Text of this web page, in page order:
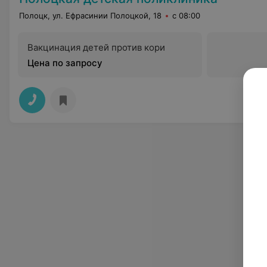
Полоцк, ул. Ефрасинии Полоцкой, 18 с 08:00
Вакцинация детей против кори
Цена по запросу